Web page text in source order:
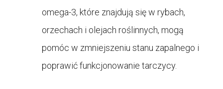
omega-3, które znajdują się w rybach,
orzechach i olejach roślinnych, mogą
pomóc w zmniejszeniu stanu zapalnego i
poprawić funkcjonowanie tarczycy.